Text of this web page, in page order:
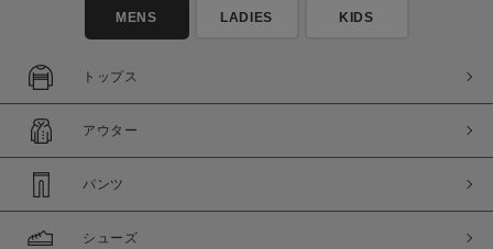
在庫あり
MENS LADIES KIDS
トップス
アウター
パンツ
シューズ